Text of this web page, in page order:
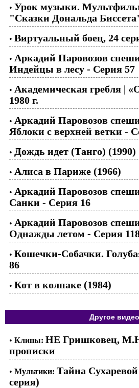
• Урок музыки.
"Сказки Дональда
• Виртуальный боец, 24
• Аркадий Паровозов
Индейцы в лесу - Серия 57
• Академическая гребля |
1980 г.
• Аркадий Паровозов
Яблоки с верхней ветки -
• Дождь идет (Танго) (1990)
• Алиса в Париже (1966)
• Аркадий Паровозов
Санки - Серия 16
• Аркадий Паровозов
Однажды летом - Серия
• Кошечки-Собачки.
86
• Кот в колпаке (1984)
Другое видео
• Клипы: НЕ Гришковец,
прописки
• Мультики: Тайна
серия)